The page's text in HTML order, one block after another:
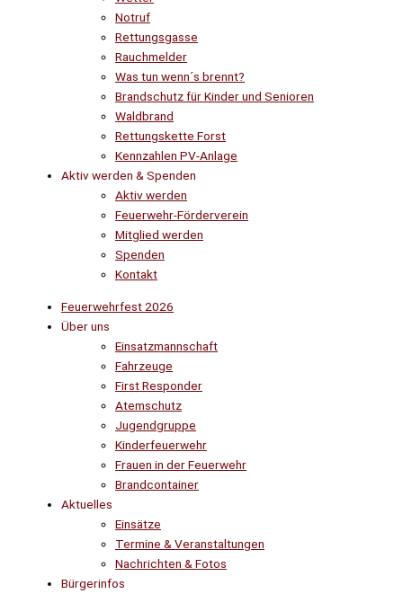
Notruf
Rettungsgasse
Rauchmelder
Was tun wenn´s brennt?
Brandschutz für Kinder und Senioren
Waldbrand
Rettungskette Forst
Kennzahlen PV-Anlage
Aktiv werden & Spenden
Aktiv werden
Feuerwehr-Förderverein
Mitglied werden
Spenden
Kontakt
Feuerwehrfest 2026
Über uns
Einsatzmannschaft
Fahrzeuge
First Responder
Atemschutz
Jugendgruppe
Kinderfeuerwehr
Frauen in der Feuerwehr
Brandcontainer
Aktuelles
Einsätze
Termine & Veranstaltungen
Nachrichten & Fotos
Bürgerinfos